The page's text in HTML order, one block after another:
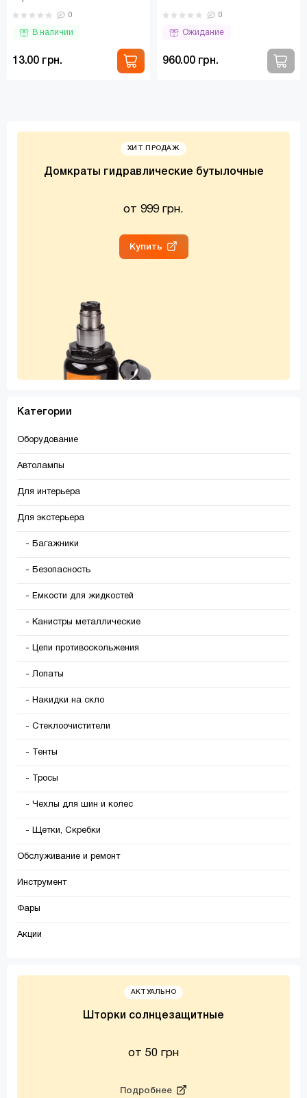
ХИТ ПРОДАЖ
Домкраты гидравлические бутылочные
от 999 грн.
Купить
Категории
Оборудование
Автолампы
Для интерьера
Для экстерьера
- Багажники
- Безопасность
- Емкости для жидкостей
- Канистры металлические
- Цепи противоскольжения
- Лопаты
- Накидки на скло
- Стеклоочистители
- Тенты
- Тросы
- Чехлы для шин и колес
- Щетки, Скребки
Обслуживание и ремонт
Инструмент
Фары
Акции
АКТУАЛЬНО
Шторки солнцезащитные
от 50 грн
Подробнее
з'єднувальний елемент, Який..
0
В наличии
13.00 грн.
– емкость для топлива..
0
Ожидание
960.00 грн.